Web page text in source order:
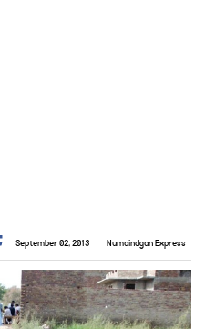
Numaindgan Express
September 02, 2013